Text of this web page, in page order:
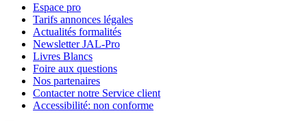
Espace pro
Tarifs annonces légales
Actualités formalités
Newsletter JAL-Pro
Livres Blancs
Foire aux questions
Nos partenaires
Contacter notre Service client
Accessibilité: non conforme